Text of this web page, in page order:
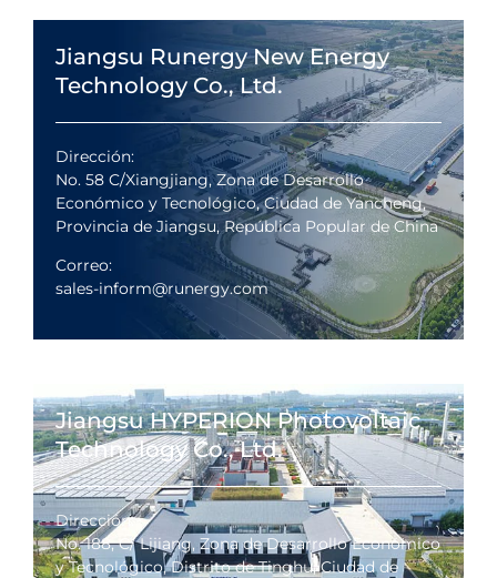
Jiangsu Runergy New Energy
Technology Co., Ltd.
Dirección:
No. 58 C/Xiangjiang, Zona de Desarrollo
Económico y Tecnológico, Ciudad de Yancheng,
Provincia de Jiangsu, República Popular de China
Correo:
sales-inform@runergy.com
Jiangsu HYPERION Photovoltaic
Technology Co., Ltd.
Dirección:
No. 188, C/ Lijiang, Zona de Desarrollo Económico
y Tecnológico, Distrito de Tinghu, Ciudad de